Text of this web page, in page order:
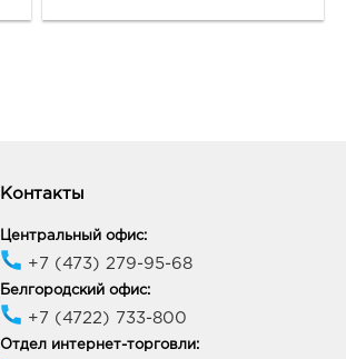
Контакты
Центральный офис:
+7 (473) 279-95-68
Белгородский офис:
+7 (4722) 733-800
Отдел интернет-торговли: